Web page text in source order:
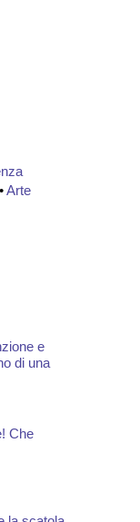
•Arte
e
di una
Che